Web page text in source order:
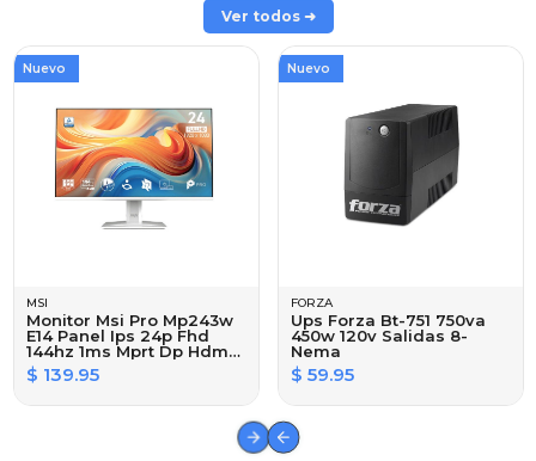
Ver todos ➜
Nuevo
MSI
Monitor Msi Pro Mp243w
E14 Panel Ips 24p Fhd
144hz 1ms Mprt Dp Hdmi
Blanco
$ 139.95
Nuevo
FORZA
Ups Forza Bt-751 750va
450w 120v Salidas 8-
Nema
$ 59.95